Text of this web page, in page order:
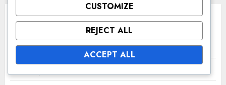
LINKURI
Contact
CUSTOMIZE
REJECT ALL
ACCEPT ALL